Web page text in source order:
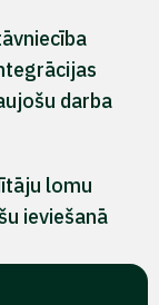
darba
lomu
ieviešanā